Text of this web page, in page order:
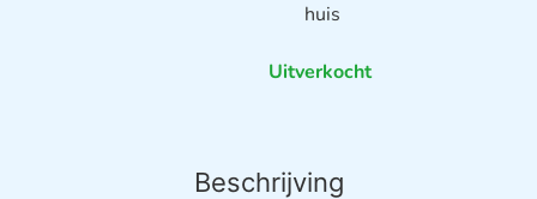
huis
Uitverkocht
Beschrijving